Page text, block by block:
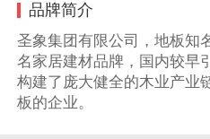
品牌简介
圣象集团有限公司，地板知
名家居建材品牌，国内较早
构建了庞大健全的木业产业
板的企业。